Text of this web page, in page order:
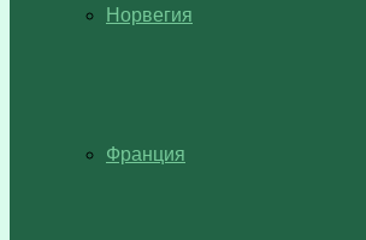
Норвегия
Франция